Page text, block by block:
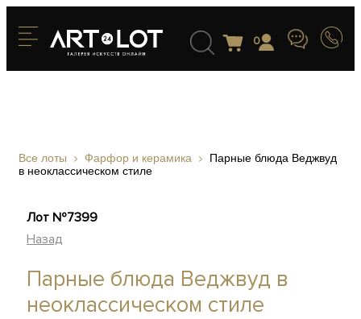
0
Все лоты Фарфор и керамика
Парные блюда Веджвуд
в неоклассическом стиле
Лот №7399
Назад
Парные блюда Веджвуд в
неоклассическом стиле